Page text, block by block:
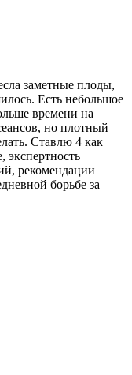
заметные плоды,
Есть небольшое
времени на
но плотный
Ставлю 4 как
экспертность
рекомендации
борьбе за